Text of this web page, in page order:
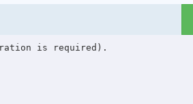
is required).